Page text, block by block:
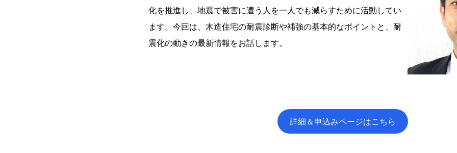
化を推進し、地震で被害に遭う人を一人でも減らすために活動してい
ます。今回は、木造住宅の耐震診断や補強の基本的なポイントと、耐
震化の動きの最新情報をお話します。
詳細＆申込みページはこちら